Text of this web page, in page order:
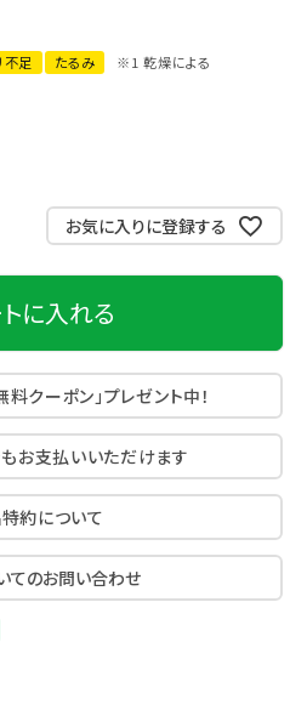
不足 たるみ ※1 乾燥による
お気に入りに登録する
に入れる
クーポン」プレゼント中！
お支払いいただけます
約について
てのお問い合わせ